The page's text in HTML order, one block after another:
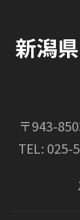
新潟
〒943-
TEL: 025-